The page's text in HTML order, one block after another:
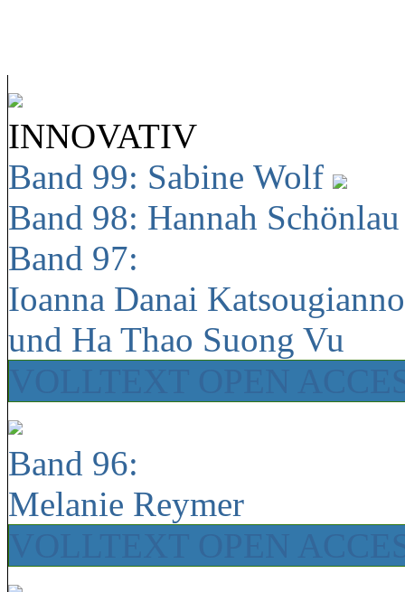
INNOVATIV
Band 99: Sabine Wolf
Band 98: Hannah
Band 97:
Ioanna Danai
und Ha Thao Suong Vu
Band 96:
Melanie Reymer